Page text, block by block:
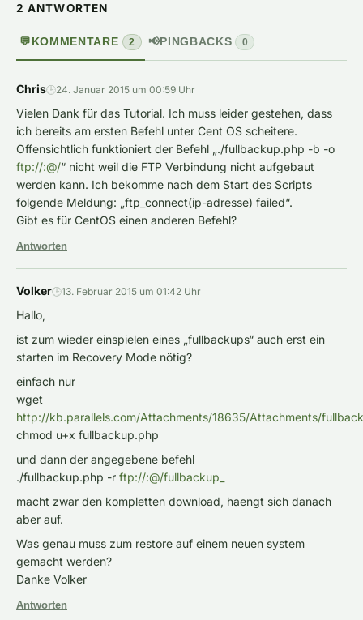
2 ANTWORTEN
💬 KOMMENTARE 2 📢 PINGBACKS 0
Chris🕒24. Januar 2015 um 00:59 Uhr
Vielen Dank für das Tutorial. Ich muss leider gestehen, dass
ich bereits am ersten Befehl unter Cent OS scheitere.
Offensichtlich funktioniert der Befehl „./fullbackup.php -b -o
ftp://:@/“ nicht weil die FTP Verbindung nicht aufgebaut
werden kann. Ich bekomme nach dem Start des Scripts
folgende Meldung: „ftp_connect(ip-adresse) failed“.
Gibt es für CentOS einen anderen Befehl?
Antworten
Volker🕒13. Februar 2015 um 01:42 Uhr
Hallo,
ist zum wieder einspielen eines „fullbackups“ auch erst ein
starten im Recovery Mode nötig?
einfach nur
wget
http://kb.parallels.com/Attachments/18635/Attachments/
chmod u+x fullbackup.php
und dann der angegebene befehl
./fullbackup.php -r ftp://:@/fullbackup_
macht zwar den kompletten download, haengt sich danach
aber auf.
Was genau muss zum restore auf einem neuen system
gemacht werden?
Danke Volker
Antworten